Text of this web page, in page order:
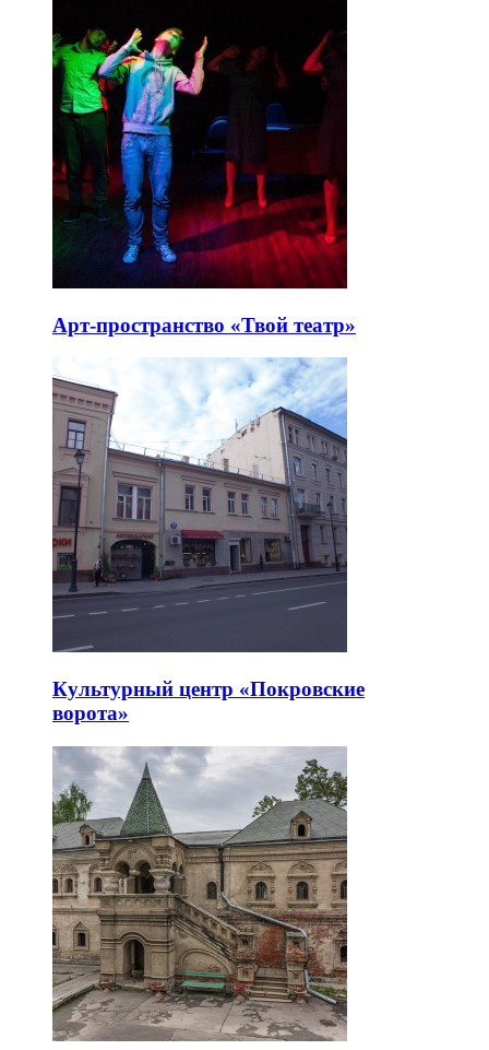
Арт-пространство «Твой театр»
Культурный центр «Покровские
ворота»